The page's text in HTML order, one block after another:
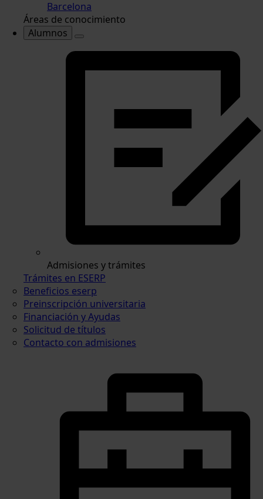
Barcelona
Áreas de conocimiento
Alumnos
Admisiones y trámites
Trámites en ESERP
Beneficios eserp
Preinscripción universitaria
Financiación y Ayudas
Solicitud de títulos
Contacto con admisiones